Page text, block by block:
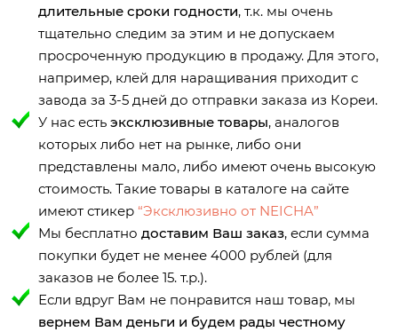
длительные сроки годности, т.к. мы очень
тщательно следим за этим и не допускаем
просроченную продукцию в продажу. Для этого,
например, клей для наращивания приходит с
завода за 3-5 дней до отправки заказа из Кореи.
У нас естьэксклюзивные товары, аналогов
которых либо нет на рынке, либо они
представлены мало, либо имеют очень высокую
стоимость. Такие товары в каталоге на сайте
имеют стикер “Эксклюзивно от NEICHA”
Мы бесплатнодоставим Ваш заказ, если сумма
покупки будет не менее 4000 рублей (для
заказов не более 15. т.р.).
Если вдруг Вам не понравится наш товар, мы
вернем Вам деньги и будем рады честному